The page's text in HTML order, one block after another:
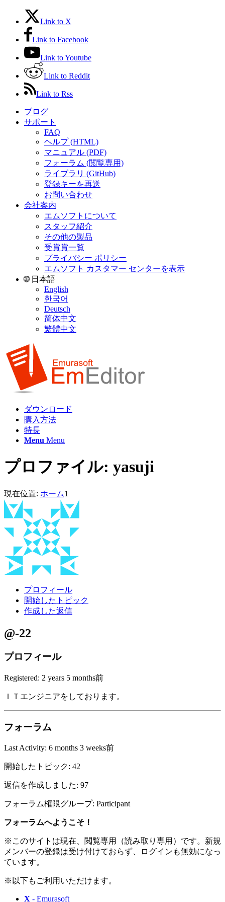
Link to X
Link to Facebook
Link to Youtube
Link to Reddit
Link to Rss
ブログ
サポート
FAQ
ヘルプ (HTML)
マニュアル (PDF)
フォーラム (閲覧専用)
ライブラリ (GitHub)
登録キーを再送
お問い合わせ
会社案内
エムソフトについて
スタッフ紹介
その他の製品
受賞賞一覧
プライバシー ポリシー
エムソフト カスタマー センターを表示
🌐 日本語
English
한국어
Deutsch
简体中文
繁體中文
ダウンロード
購入方法
特長
Menu Menu
プロファイル: yasuji
現在位置: ホーム1
プロフィール
開始したトピック
作成した返信
@-22
プロフィール
Registered: 2 years 5 months前
ＩＴエンジニアをしております。
フォーラム
Last Activity: 6 months 3 weeks前
開始したトピック: 42
返信を作成しました: 97
フォーラム権限グループ: Participant
フォーラムへようこそ！
※このサイトは現在、閲覧専用（読み取り専用）です。新規
メンバーの登録は受け付けておらず、ログインも無効になっ
ています。
※以下もご利用いただけます。
X - Emurasoft